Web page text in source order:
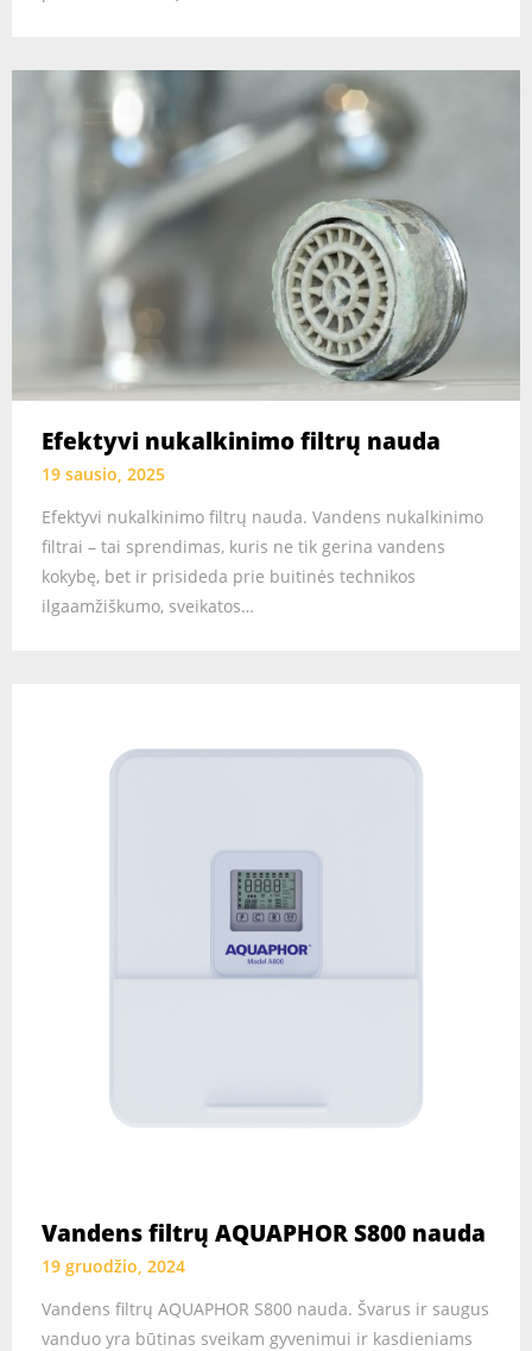
Efektyvi nukalkinimo filtrų nauda
19 sausio, 2025
Efektyvi nukalkinimo filtrų nauda. Vandens nukalkinimo
filtrai – tai sprendimas, kuris ne tik gerina vandens
kokybę, bet ir prisideda prie buitinės technikos
ilgaamžiškumo, sveikatos…
Vandens filtrų AQUAPHOR S800 nauda
19 gruodžio, 2024
Vandens filtrų AQUAPHOR S800 nauda. Švarus ir saugus
vanduo yra būtinas sveikam gyvenimui ir kasdieniams